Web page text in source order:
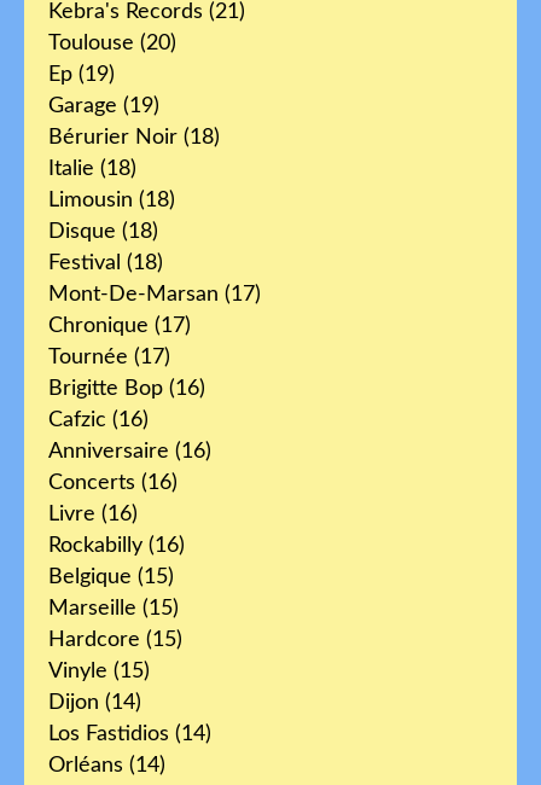
Kebra's Records (21)
Toulouse (20)
Ep (19)
Garage (19)
Bérurier Noir (18)
Italie (18)
Limousin (18)
Disque (18)
Festival (18)
Mont-De-Marsan (17)
Chronique (17)
Tournée (17)
Brigitte Bop (16)
Cafzic (16)
Anniversaire (16)
Concerts (16)
Livre (16)
Rockabilly (16)
Belgique (15)
Marseille (15)
Hardcore (15)
Vinyle (15)
Dijon (14)
Los Fastidios (14)
Orléans (14)